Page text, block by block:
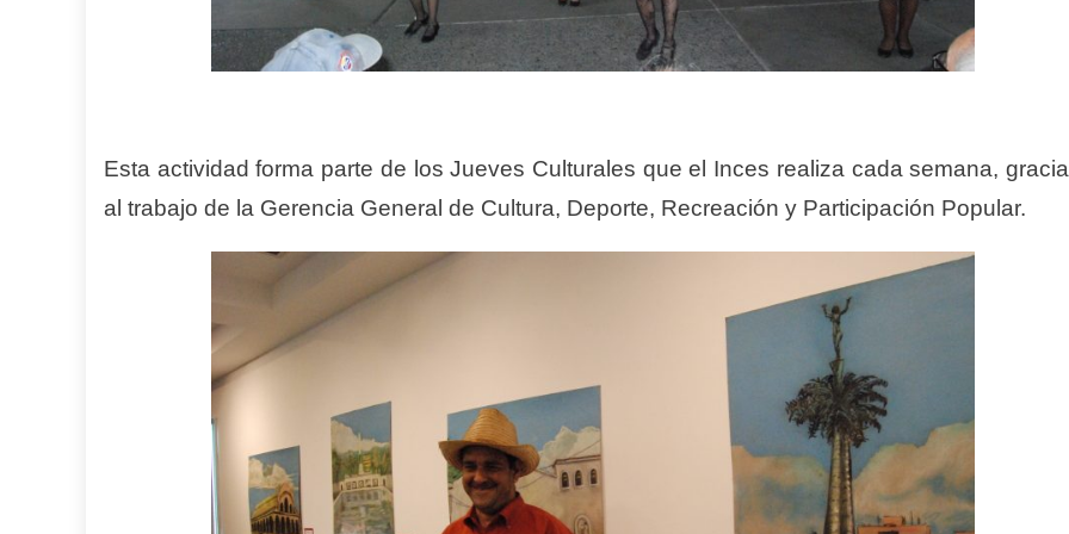
Esta actividad forma parte de los Jueves Culturales que el Inces realiza cada semana,
al trabajo de la Gerencia General de Cultura, Deporte, Recreación y Participación Popular.